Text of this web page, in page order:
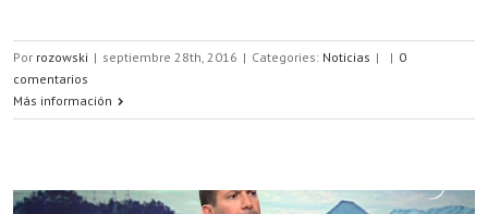
Por rozowski | septiembre 28th, 2016 | Categories: Noticias | | 0
comentarios
Más información